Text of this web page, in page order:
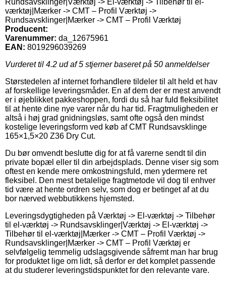
værktøj|Mærker -> CMT – Profil Værktøj ->
Rundsavsklinger|Mærker -> CMT – Profil Værktøj
Producent:
Varenummer: da_12675961
EAN: 8019296039269
Vurderet til 4.2 ud af 5 stjerner baseret på 50 anmeldelser
Størstedelen af internet forhandlere tildeler til alt held et hav
af forskellige leveringsmåder. En af dem der er mest anvendt
er i øjeblikket pakkeshoppen, fordi du så har fuld fleksibilitet
til at hente dine nye varer når du har tid. Fragtmuligheden er
altså i høj grad gnidningsløs, samt ofte også den mindst
kostelige leveringsform ved køb af CMT Rundsavsklinge
165×1,5×20 Z36 Dry Cut.
Du bør omvendt beslutte dig for at få varerne sendt til din
private bopæl eller til din arbejdsplads. Denne viser sig som
oftest en kende mere omkostningsfuld, men ydermere ret
fleksibel. Den mest betalelige fragtmetode vil dog til enhver
tid være at hente ordren selv, som dog er betinget af at du
bor nærved webbutikkens hjemsted.
Leveringsdygtigheden på Værktøj -> El-værktøj -> Tilbehør
til el-værktøj -> Rundsavsklinger|Værktøj -> El-værktøj ->
Tilbehør til el-værktøj|Mærker -> CMT – Profil Værktøj ->
Rundsavsklinger|Mærker -> CMT – Profil Værktøj er
selvfølgelig temmelig udslagsgivende såfremt man har brug
for produktet lige om lidt, så derfor er det komplet passende
at du studerer leveringstidspunktet for den relevante vare.